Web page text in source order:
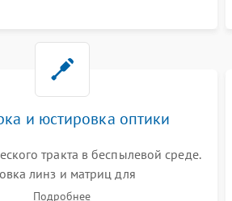
и юстировка оптики
тракта в беспылевой среде.
линз и матриц для
цветов и устранения
Подробнее